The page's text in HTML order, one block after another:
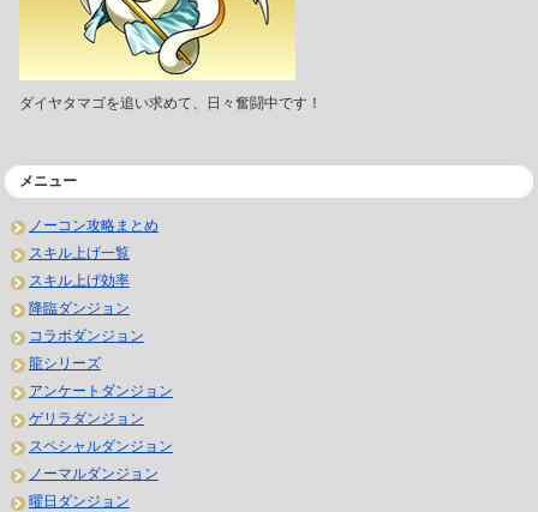
ダイヤタマゴを追い求めて、日々奮闘中です！
メニュー
ノーコン攻略まとめ
スキル上げ一覧
スキル上げ効率
降臨ダンジョン
コラボダンジョン
龍シリーズ
アンケートダンジョン
ゲリラダンジョン
スペシャルダンジョン
ノーマルダンジョン
曜日ダンジョン